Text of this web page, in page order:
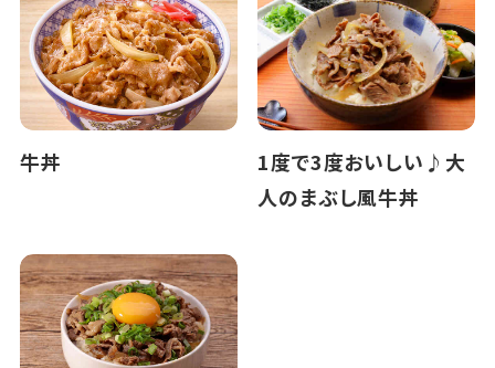
牛丼
1度で3度おいしい♪大
人のまぶし風牛丼